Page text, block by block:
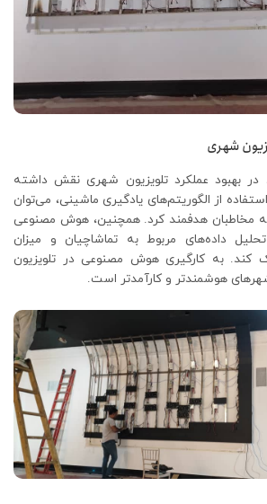
شهری
بهبود عملکرد تلویزیون شهری نقش داشته
از الگوریتم‌های یادگیری ماشینی، می‌توان
مخاطبان هدفمند کرد. همچنین، هوش مصنوعی
داده‌های مربوط به تماشاچیان و میزان
کند. به کارگیری هوش مصنوعی در تلویزیون
هوشمندتر و کارآمدتر است.